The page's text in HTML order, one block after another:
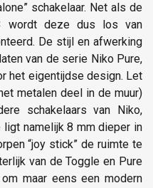
schakelaar. Net als de
wordt deze dus los van
De stijl en afwerking
van de serie Niko Pure,
het eigentijdse design. Let
metalen deel in de muur)
schakelaars van Niko,
ligt namelijk 8 mm dieper in
“joy stick” de ruimte te
van de Toggle en Pure
maar eens een modern